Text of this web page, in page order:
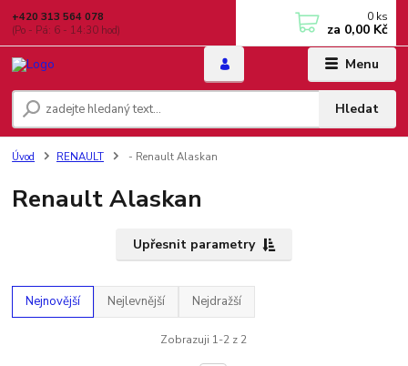
Menu
Hledat
+420 313 564 078
(Po - Pá: 6 - 14:30 hod)
0 ks
za 0,00 Kč
Úvod RENAULT - Renault Alaskan
Renault Alaskan
Upřesnit parametry
Nejnovější Nejlevnější Nejdražší
Zobrazuji 1-2 z 2